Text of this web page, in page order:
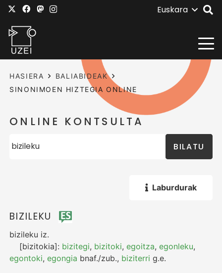
Euskara
HASIERA
BALIABIDEAK
SINONIMOEN HIZTEGIA ONLINE
ONLINE KONTSULTA
BILATU
Laburdurak
BIZILEKU
bizileku iz.
[bizitokia]: bizitegi, bizitoki,egoitza,egonleku,
egontoki,egongia bnaf./zub., biziterri g.e.